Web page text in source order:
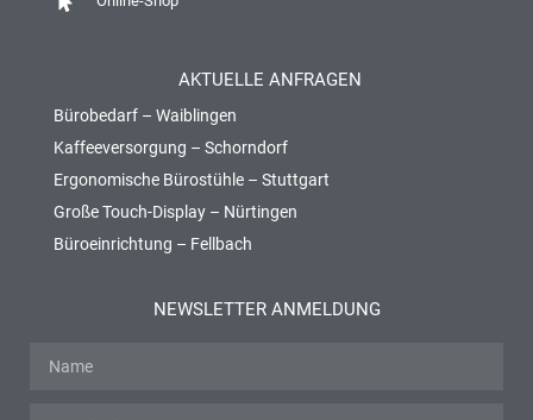
AKTUELLE ANFRAGEN
Bürobedarf – Waiblingen
Kaffeeversorgung – Schorndorf
Ergonomische Bürostühle – Stuttgart
Große Touch-Display – Nürtingen
Büroeinrichtung – Fellbach
NEWSLETTER ANMELDUNG